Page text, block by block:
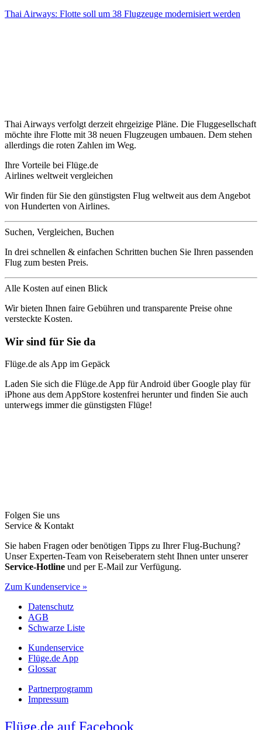
Thai Airways: Flotte soll um 38 Flugzeuge modernisiert werden
Thai Airways verfolgt derzeit ehrgeizige Pläne. Die Fluggesellschaft
möchte ihre Flotte mit 38 neuen Flugzeugen umbauen. Dem stehen
allerdings die roten Zahlen im Weg.
Ihre Vorteile bei Flüge.de
Airlines weltweit vergleichen
Wir finden für Sie den günstigsten Flug weltweit aus dem Angebot
von Hunderten von Airlines.
Suchen, Vergleichen, Buchen
In drei schnellen & einfachen Schritten buchen Sie Ihren passenden
Flug zum besten Preis.
Alle Kosten auf einen Blick
Wir bieten Ihnen faire Gebühren und transparente Preise ohne
versteckte Kosten.
Wir sind für Sie da
Flüge.de als App im Gepäck
Laden Sie sich die Flüge.de App für Android über Google play für
iPhone aus dem AppStore kostenfrei herunter und finden Sie auch
unterwegs immer die günstigsten Flüge!
Folgen Sie uns
Service & Kontakt
Sie haben Fragen oder benötigen Tipps zu Ihrer Flug-Buchung?
Unser Experten-Team von Reiseberatern steht Ihnen unter unserer
Service-Hotline und per E-Mail zur Verfügung.
Zum Kundenservice »
Datenschutz
AGB
Schwarze Liste
Kundenservice
Flüge.de App
Glossar
Partnerprogramm
Impressum
Flüge.de auf Facebook